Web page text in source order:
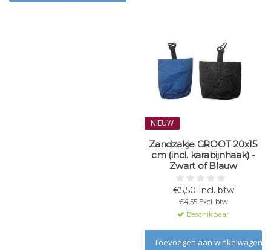
NIEUW
Zandzakje GROOT 20x15
cm (incl. karabijnhaak) -
Zwart of Blauw
€5,50 Incl. btw
€4,55 Excl. btw
Beschikbaar
Toevoegen aan winkelwagen